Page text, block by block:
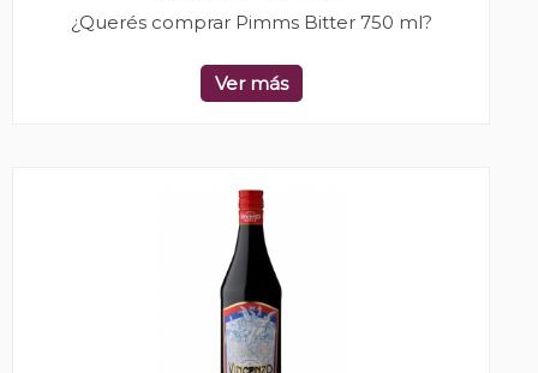
¿Querés comprar Pimms Bitter 750 ml?
Ver más